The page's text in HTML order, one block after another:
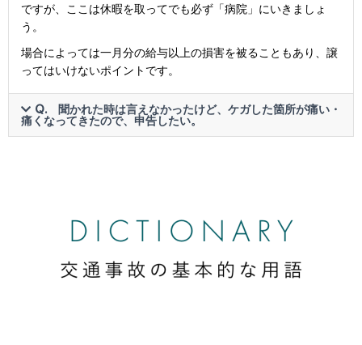
ですが、ここは休暇を取ってでも必ず「病院」にいきましょ
う。
場合によっては一月分の給与以上の損害を被ることもあり、譲
ってはいけないポイントです。
Q. 聞かれた時は言えなかったけど、ケガした箇所が痛い・
痛くなってきたので、申告したい。